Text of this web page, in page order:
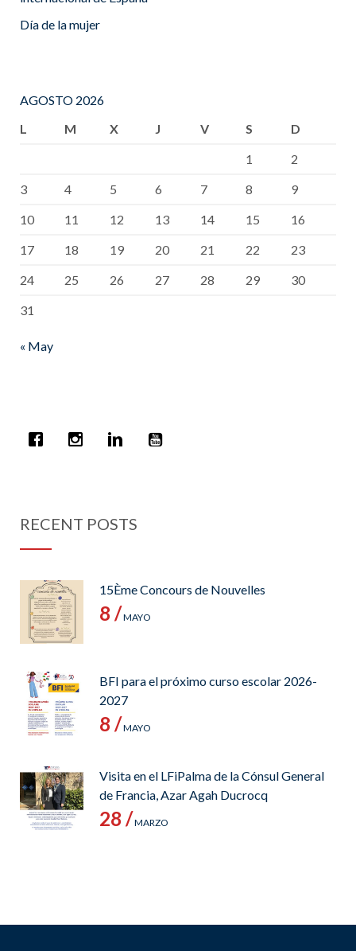
Día de la mujer
AGOSTO 2026
L
M X J V S
D
1
2
3
4 5 6 7 8
9
10
11 12 13 14 15
16
17
18 19 20 21 22
23
24
25 26 27 28 29
30
31
« May
RECENT POSTS
15Ème Concours de Nouvelles
8 /MAYO
BFI para el próximo curso escolar 2026-
2027
8 /MAYO
Visita en el LFiPalma de la Cónsul General
de Francia, Azar Agah Ducrocq
28 /MARZO